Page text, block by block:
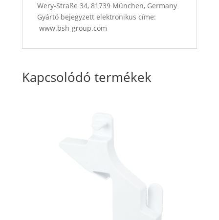
Wery-Straße 34, 81739 München, Germany
Gyártó bejegyzett elektronikus címe:
www.bsh-group.com
Kapcsolódó termékek